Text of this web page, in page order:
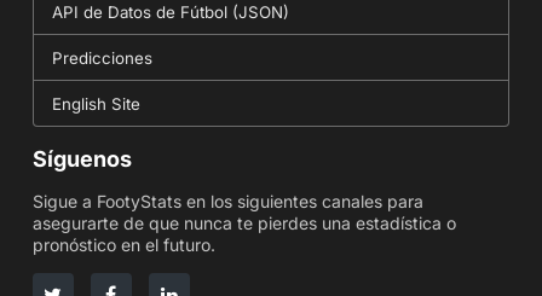
API de Datos de Fútbol (JSON)
Predicciones
English Site
Síguenos
Sigue a FootyStats en los siguientes canales para
asegurarte de que nunca te pierdes una estadística o
pronóstico en el futuro.